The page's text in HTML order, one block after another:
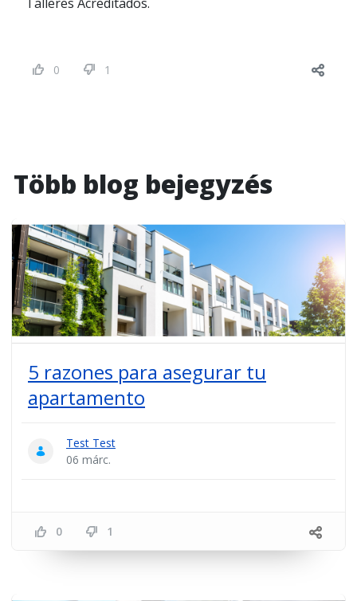
0 1
Több blog bejegyzés
5 razones para asegurar tu
apartamento
Test Test
06 márc.
0 1